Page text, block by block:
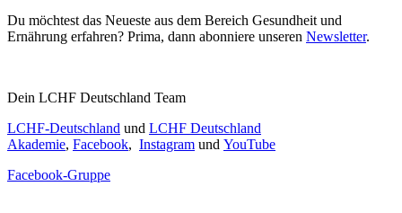
Du möchtest das Neueste aus dem Bereich Gesundheit und
Ernährung erfahren? Prima, dann abonniere unseren Newsletter.
Dein LCHF Deutschland Team
LCHF-Deutschland und LCHF Deutschland
Akademie, Facebook, Instagram und YouTube
Facebook-Gruppe